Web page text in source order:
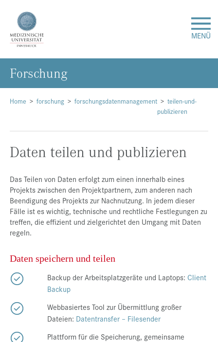
MENÜ
Forschung
Studium & Lehre
Krankenversorgung
Über uns
Internationales
Events
Presse
Kontakt
Datenschutz
Service-Links
Home forschung forschungsdatenmanagement
teilen-und-
publizieren
Daten teilen und publizieren
Das Teilen von Daten erfolgt zum einen innerhalb eines
Projekts zwischen den Projektpartnern, zum anderen nach
Beendigung des Projekts zur Nachnutzung. In jedem dieser
Fälle ist es wichtig, technische und rechtliche Festlegungen zu
treffen, die effizient und zielgerichtet den Umgang mit Daten
regeln.
Daten speichern und teilen
Backup der Arbeitsplatzgeräte und Laptops: Client
Backup
Webbasiertes Tool zur Übermittlung großer
Dateien: Datentransfer – Filesender
Plattform für die Speicherung, gemeinsame
For­schung